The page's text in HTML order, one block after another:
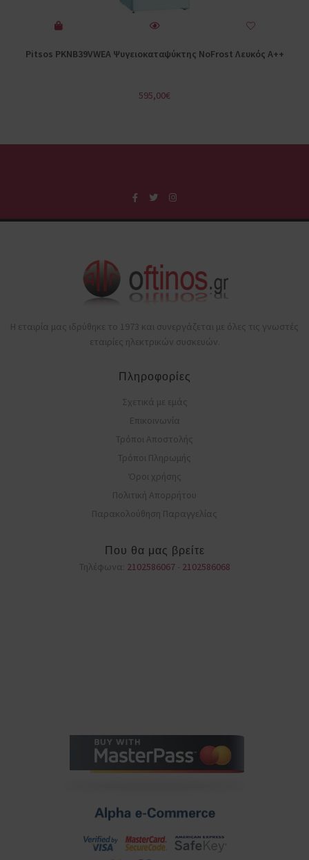
Pitsos PKNB39VWEA Ψυγειοκαταψύκτης NoFrost Λευκός A++
595,00€
Η εταιρία μας ιδρύθηκε το 1973 και συνεργάζεται με όλες τις γνωστές
εταιρίες ηλεκτρικών συσκευών.
Πληροφορίες
Σχετικά με εμάς
Επικοινωνία
Τρόποι Αποστολής
Τρόποι Πληρωμής
Όροι χρήσης
Πολιτική Απορρήτου
Παρακολούθηση Παραγγελίας
Που θα μας βρείτε
Τηλέφωνα: 2102586067- 2102586068